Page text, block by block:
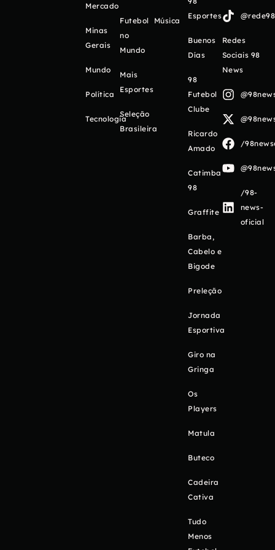
Mercado
Minas
Gerais
Mundo
Política
Tecnologia
Futebol
no
Mundo
Mais
Esportes
Seleção
Brasileira
Música
Esportes
Buenos
Días
98
Futebol
Clube
Ricardo
Amado
Catimba
98
Graffite
Barba,
Cabelo e
Bigode
Preleção
Jornada
Esportiva
Giro na
Gringa
Os
Players
Matula
Buteco
Cadeira
Cativa
Tudo
Menos
Redes
Sociais 98
News
/
/98-
news-
oficial